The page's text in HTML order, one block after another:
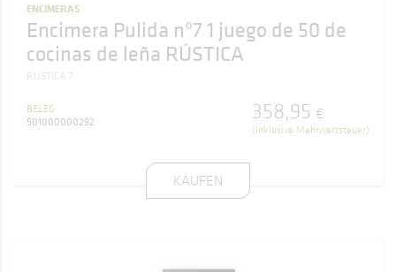
ENCIMERAS
Encimera Pulida nº7 1 juego de 50 de
cocinas de leña RÚSTICA
RUSTICA 7
BELEG
501000000292
358,95 €
(Inklusive Mehrwertsteuer)
KAUFEN